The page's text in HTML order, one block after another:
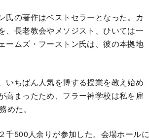
氏の著作はベストセラーとなった。カ
、長老教会やメソジスト、ひいては一
ームズ・フーストン氏は、彼の本拠地
いちばん人気を博する授業を教え始め
高まったため、フラー神学校は私を雇
めた。
千500人余りが参加した。会場ホールに